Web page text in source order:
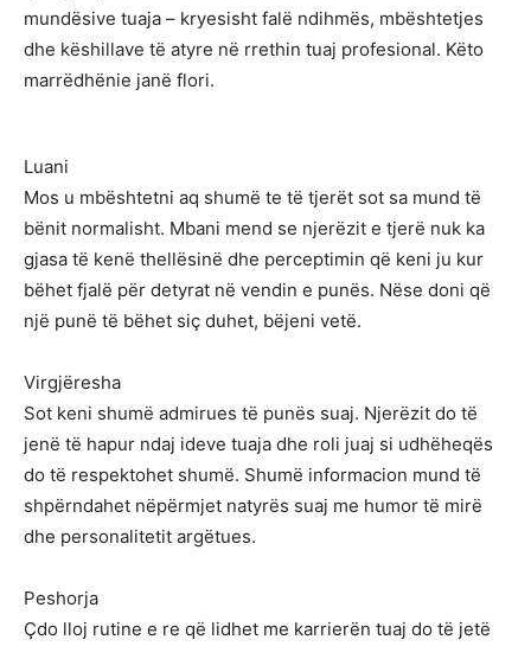
mundësive tuaja – kryesisht falë ndihmës, mbështetjes
dhe këshillave të atyre në rrethin tuaj profesional. Këto
marrëdhënie janë flori.
Luani
Mos u mbështetni aq shumë te të tjerët sot sa mund të
bënit normalisht. Mbani mend se njerëzit e tjerë nuk ka
gjasa të kenë thellësinë dhe perceptimin që keni ju kur
bëhet fjalë për detyrat në vendin e punës. Nëse doni që
një punë të bëhet siç duhet, bëjeni vetë.
Virgjëresha
Sot keni shumë admirues të punës suaj. Njerëzit do të
jenë të hapur ndaj ideve tuaja dhe roli juaj si udhëheqës
do të respektohet shumë. Shumë informacion mund të
shpërndahet nëpërmjet natyrës suaj me humor të mirë
dhe personalitetit argëtues.
Peshorja
Çdo lloj rutine e re që lidhet me karrierën tuaj do të jetë